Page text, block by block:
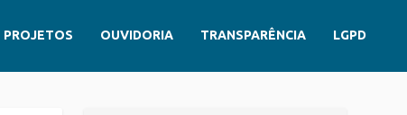
PROJETOS OUVIDORIA TRANSPARÊNCIA LGPD